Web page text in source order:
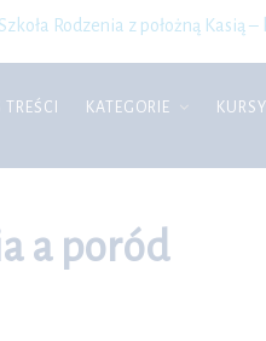
Szkoła Rodzenia z położną Kasią
TREŚCI KATEGORIE
a poród